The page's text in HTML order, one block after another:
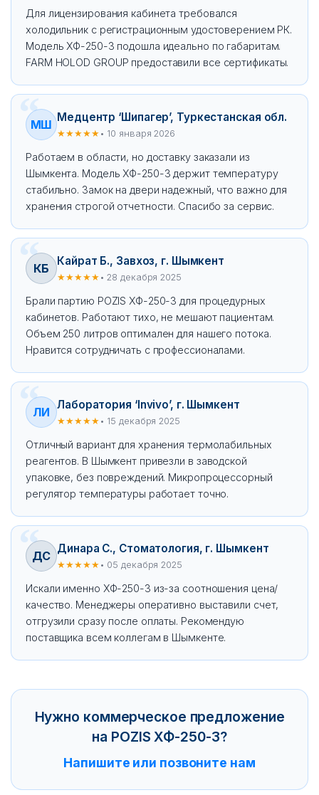
Для лицензирования кабинета требовался
холодильник с регистрационным удостоверением РК.
Модель ХФ-250-3 подошла идеально по габаритам.
FARM HOLOD GROUP предоставили все сертификаты.
МШ
Медцентр ‘Шипагер’, Туркестанская обл.
★★★★★ • 10 января 2026
Работаем в области, но доставку заказали из
Шымкента. Модель ХФ-250-3 держит температуру
стабильно. Замок на двери надежный, что важно для
хранения строгой отчетности. Спасибо за сервис.
КБ
Кайрат Б., Завхоз, г. Шымкент
★★★★★ • 28 декабря 2025
Брали партию POZIS ХФ-250-3 для процедурных
кабинетов. Работают тихо, не мешают пациентам.
Объем 250 литров оптимален для нашего потока.
Нравится сотрудничать с профессионалами.
ЛИ
Лаборатория ‘Invivo’, г. Шымкент
★★★★★ • 15 декабря 2025
Отличный вариант для хранения термолабильных
реагентов. В Шымкент привезли в заводской
упаковке, без повреждений. Микропроцессорный
регулятор температуры работает точно.
ДС
Динара С., Стоматология, г. Шымкент
★★★★★ • 05 декабря 2025
Искали именно ХФ-250-3 из-за соотношения цена/
качество. Менеджеры оперативно выставили счет,
отгрузили сразу после оплаты. Рекомендую
поставщика всем коллегам в Шымкенте.
Нужно коммерческое предложение
на POZIS ХФ-250-3?
Напишите или позвоните нам